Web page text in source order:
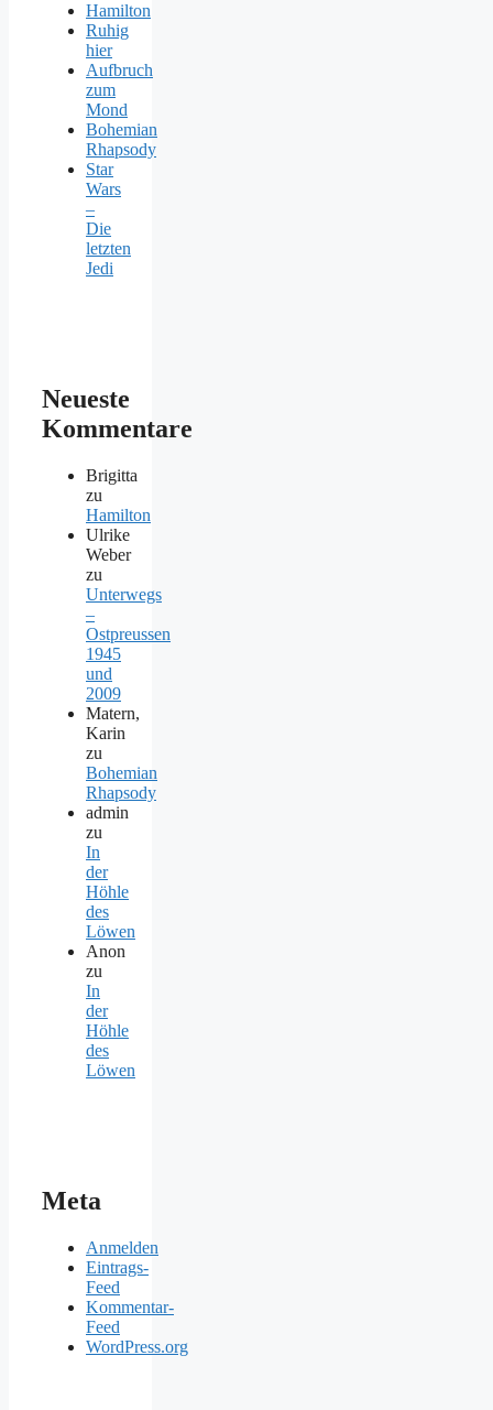
Hamilton
Ruhig
hier
Aufbruch
zum
Mond
Bohemian
Rhapsody
Star
Wars
–
Die
letzten
Jedi
Neueste
Kommentare
Brigitta
zu
Hamilton
Ulrike
Weber
zu
Unterwegs
–
Ostpreussen
1945
und
2009
Matern,
Karin
zu
Bohemian
Rhapsody
admin
zu
In
der
Höhle
des
Löwen
Anon
zu
In
der
Höhle
des
Löwen
Meta
Anmelden
Eintrags-
Feed
Kommentar-
Feed
WordPress.org